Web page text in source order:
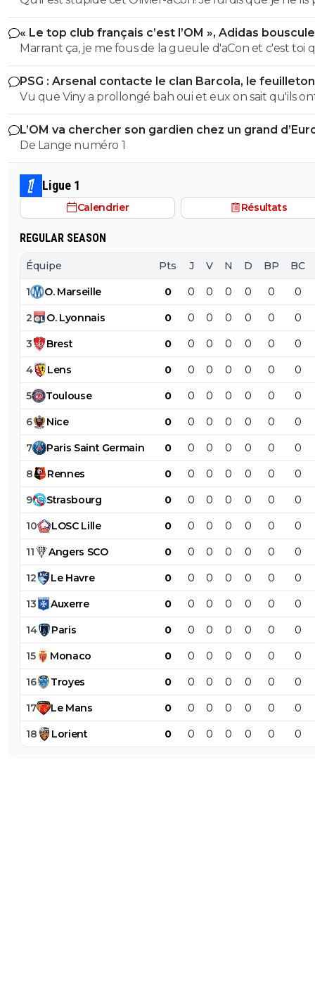
ses commentaires puérils avec des émojis et il
me répondre avec ses petites images de gogol. Ça
bien ce que je dis, on voit tout de suite qu'on a affaire à
teubé.^^
« Le top club français c’est l’OM », Adidas
PSG
Marrant ça, je me fous de la gueule d'aCon et c'est toi
réponds. Solidarité entre trolls ou la flemme de
compte? En revanche je te donne 06/20 pour ta
compréhension de texte. Tu as réussi à intégrer que je
lirais pas tes commentaires si tes arguments sont des
mdr. C'est bien tu n'en as pas mis mais c'est insuffisant.
Surtout quand on lit le délire que tu viens de pondre.
encore de boulot mais tu peux y arriver. Un 06/20
d'encouragement.
PSG : Arsenal contacte le clan Barcola, le feuilleton
relancé
Vu que Viny a prollongé bah oui et eux on sait qu'ils
tunes ! aboulez les 150 minimum
L’OM va chercher son gardien chez un grand
De Lange numéro 1
Ligue 1
Calendrier Résultats
REGULAR SEASON
Équipe Pts J V N D BP BC
1 O. Marseille 0 0 0 0 0 0 0
2 O. Lyonnais 0 0 0 0 0 0 0
3 Brest 0 0 0 0 0 0 0
4 Lens 0 0 0 0 0 0 0
5 Toulouse 0 0 0 0 0 0 0
6 Nice 0 0 0 0 0 0 0
7 Paris Saint Germain 0 0 0 0 0 0 0
8 Rennes 0 0 0 0 0 0 0
9 Strasbourg 0 0 0 0 0 0 0
10 LOSC Lille 0 0 0 0 0 0 0
11 Angers SCO 0 0 0 0 0 0 0
12 Le Havre 0 0 0 0 0 0 0
13 Auxerre 0 0 0 0 0 0 0
14 Paris 0 0 0 0 0 0 0
15 Monaco 0 0 0 0 0 0 0
16 Troyes 0 0 0 0 0 0 0
17 Le Mans 0 0 0 0 0 0 0
18 Lorient 0 0 0 0 0 0 0